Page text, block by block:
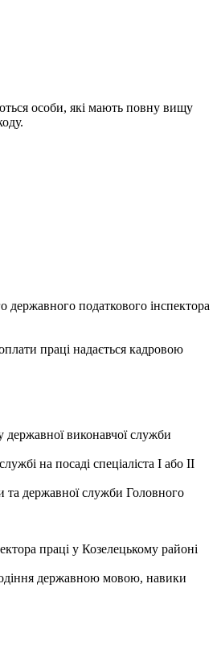
особи, які мають повну вищу
державного податкового інспектора
праці надається кадровою
виконавчої служби
на посаді спеціаліста І або ІІ
та державної служби Головного
праці у Козелецькому районі
державною мовою, навики